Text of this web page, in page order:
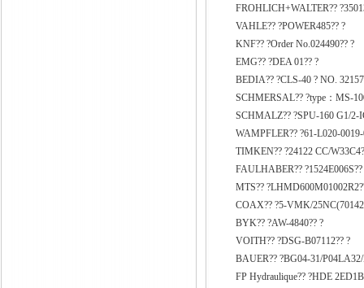
FROHLICH+WALTER??
VAHLE?? ?POWER485?? ?
KNF?? ?Order No.024490?? ?
EMG?? ?DEA 01?? ?
BEDIA?? ?CLS-40 ? NO.
SCHMERSAL?? ?type：MS-
SCHMALZ?? ?SPU-160 G1/2-
WAMPFLER?? ?61-L020-0019-
TIMKEN?? ?24122 CC/
FAULHABER?? ?1524E006S??
MTS??
COAX?? ?5-VMK/
BYK?? ?AW-4840?? ?
VOITH?? ?DSG-B07112?? ?
BAUER?? ?BG04-31/
FP Hydraulique?? ?HDE